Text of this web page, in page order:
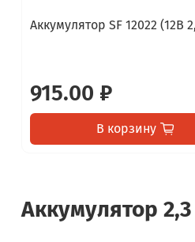
Аккумулятор SF 12022 (12В
915.00 ₽
В корзину
Аккумулятор